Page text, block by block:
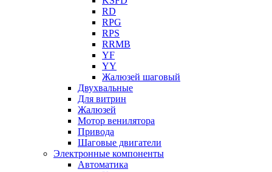
RD
RPG
RPS
RRMB
YF
YY
Жалюзей шаговый
Двухвальные
Для витрин
Жалюзей
Мотор венилятора
Привода
Шаговые двигатели
Электронные компоненты
Автоматика